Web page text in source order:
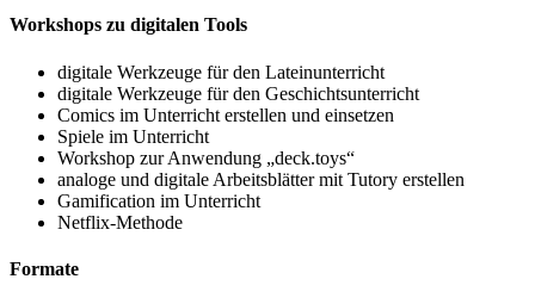
Workshops zu digitalen Tools
digitale Werkzeuge für den Lateinunterricht
digitale Werkzeuge für den Geschichtsunterricht
Comics im Unterricht erstellen und einsetzen
Spiele im Unterricht
Workshop zur Anwendung „deck.toys“
analoge und digitale Arbeitsblätter mit Tutory erstellen
Gamification im Unterricht
Netflix-Methode
Formate